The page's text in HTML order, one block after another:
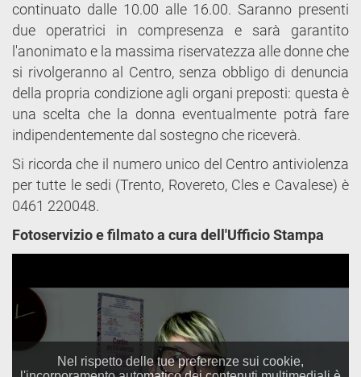
continuato dalle 10.00 alle 16.00. Saranno presenti
due operatrici in compresenza e sarà garantito
l'anonimato e la massima riservatezza alle donne che
si rivolgeranno al Centro, senza obbligo di denuncia
della propria condizione agli organi preposti: questa è
una scelta che la donna eventualmente potrà fare
indipendentemente dal sostegno che riceverà.
Si ricorda che il numero unico del Centro antiviolenza
per tutte le sedi (Trento, Rovereto, Cles e Cavalese) è
0461 220048.
Fotoservizio e filmato a cura dell'Ufficio Stampa